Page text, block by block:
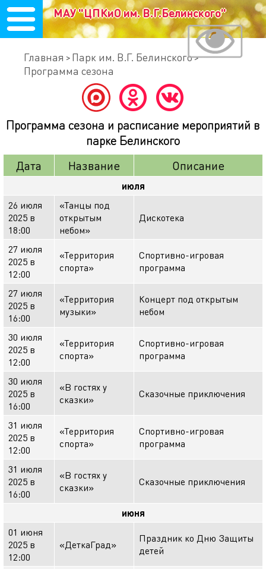
МАУ "ЦПКиО им. В.Г.Белинского"
Главная
Парк им. В.Г. Белинского
Программа сезона
Программа сезона и расписание мероприятий в
парке Белинского
Дата
Название Описание
июля
26 июля
2025 в
18:00
«Танцы под
открытым
небом»
Дискотека
27 июля
2025 в
12:00
«Территория
спорта»
Спортивно-игровая
программа
27 июля
2025 в
16:00
«Территория
музыки»
Концерт под открытым
небом
30 июля
2025 в
12:00
«Территория
спорта»
Спортивно-игровая
программа
30 июля
2025 в
16:00
«В гостях у
сказки»
Сказочные приключения
31 июля
2025 в
12:00
«Территория
спорта»
Спортивно-игровая
программа
31 июля
2025 в
16:00
«В гостях у
сказки»
Сказочные приключения
июня
01 июня
2025 в
12:00
«ДеткаГрад»
Праздник ко Дню Защиты
детей